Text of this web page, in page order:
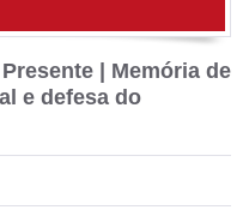
| Memória de
e defesa do